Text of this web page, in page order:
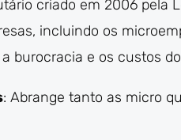
criado em 2006 pela
incluindo os
burocracia e os custos
: Abrange tanto as micro